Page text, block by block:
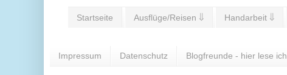
Startseite Ausflüge/Reisen ⇓ Handarbeit ⇓
Impressum Datenschutz Blogfreunde - hier lese ich